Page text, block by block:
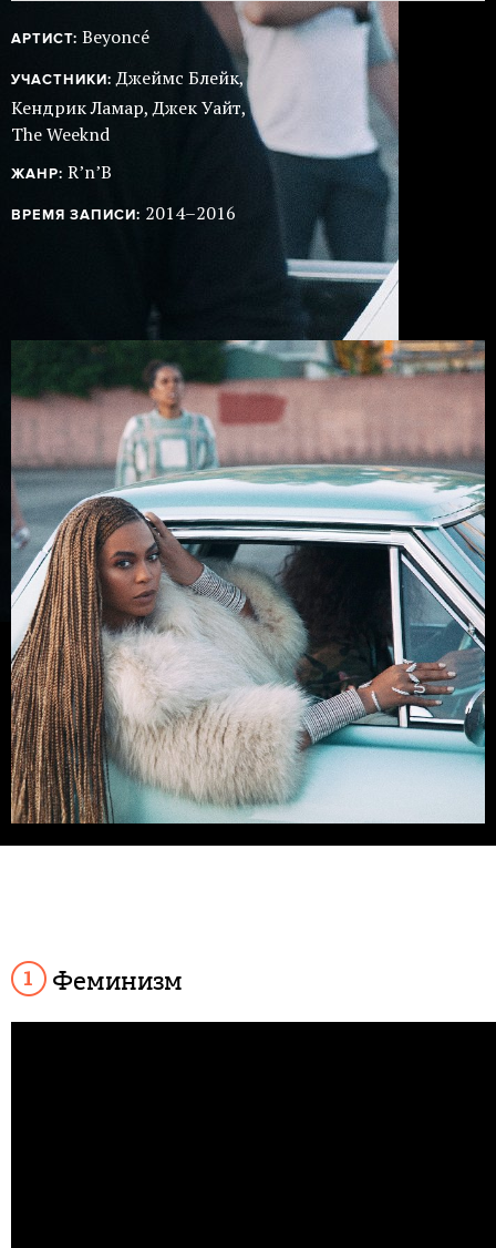
АРТИСТ: Beyoncé
УЧАСТНИКИ: Джеймс Блейк,
Кендрик Ламар, Джек Уайт,
The Weeknd
ЖАНР: R’n’B
ВРЕМЯ ЗАПИСИ: 2014–2016
Феминизм